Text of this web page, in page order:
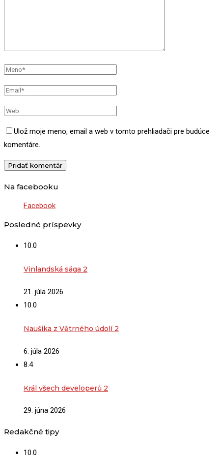
Ulož moje meno, email a web v tomto prehliadači pre budúce
komentáre.
Na facebooku
Facebook
Posledné príspevky
10.0
Vinlandská sága 2
21. júla 2026
10.0
Naušika z Větrného údolí 2
6. júla 2026
8.4
Král všech developerů 2
29. júna 2026
Redakčné tipy
10.0